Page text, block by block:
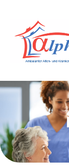
springen